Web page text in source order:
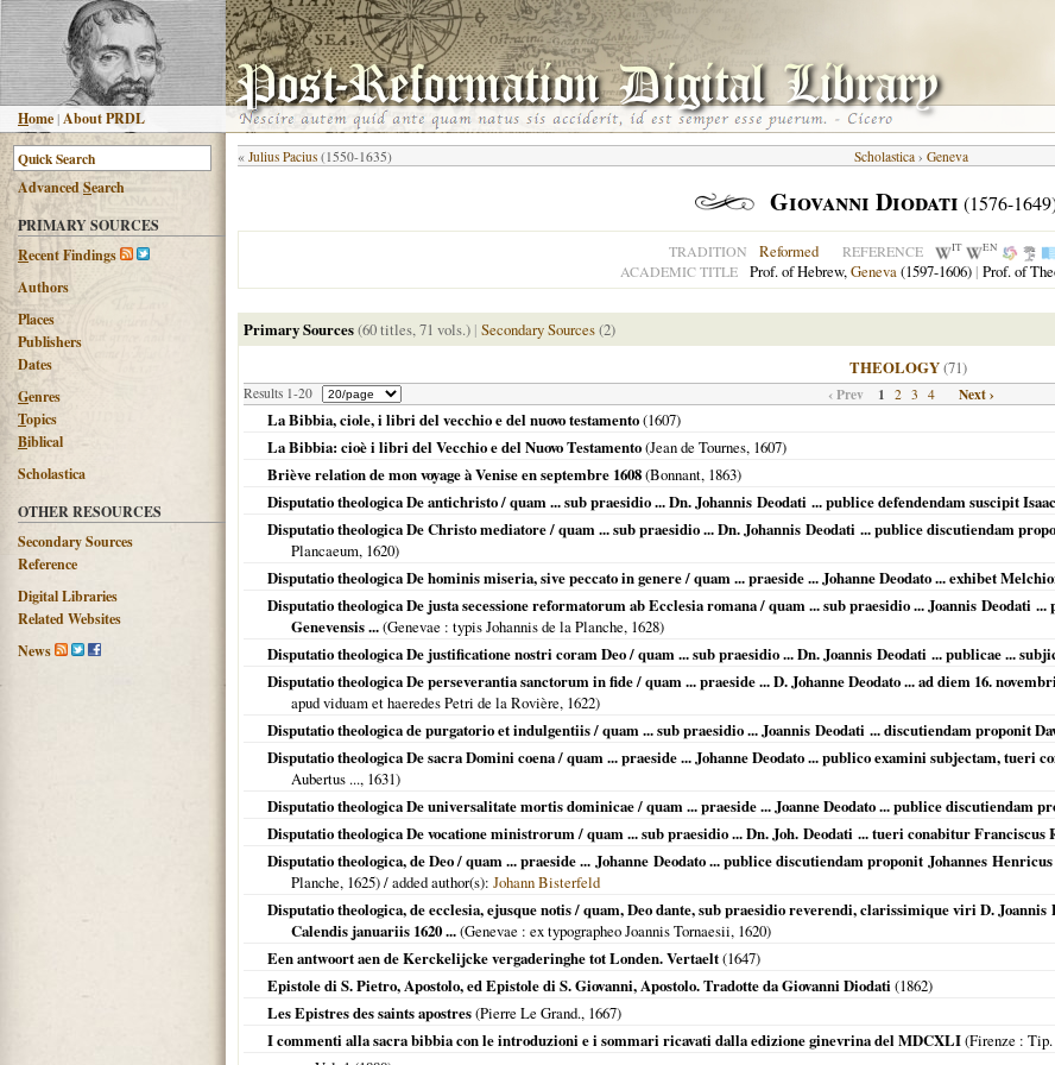
Home |About PRDL
AdvancedSearch
PRIMARY SOURCES
Recent Findings
Authors
Places
Publishers
Dates
Genres
Topics
Biblical
Scholastica
OTHER RESOURCES
Secondary Sources
Reference
Digital Libraries
Related Websites
News
« Julius Pacius (1550-1635) Scholastica › Geneva
Giovanni Diodati (1576-
TRADITION Reformed REFERENCE IT EN
ACADEMIC TITLE Prof. of Hebrew,Geneva(1597-1606) | Prof. of
Primary Sources(60 titles, 71 vols.) | Secondary Sources(2)
THEOLOGY(71)
Results 1-20 ‹ Prev 1 2 3 4 Next ›
La Bibbia, ciole, i libri del vecchio e del nuovo testamento(1607)
La Bibbia: cioè i libri del Vecchio e del Nuovo Testamento(Jean de Tournes, 1607)
Briève relation de mon voyage à Venise en septembre 1608(Bonnant, 1863)
Disputatio theologica De antichristo / quam ... sub praesidio ... Dn. Johannis Deodati ... publice defendendam suscipit
Disputatio theologica De Christo mediatore / quam ... sub praesidio ... Dn. Johannis Deodati ... publice discutiendam
Plancaeum, 1620)
Disputatio theologica De hominis miseria, sive peccato in genere / quam ... praeside ... Johanne Deodato ... exhibet
Disputatio theologica De justa secessione reformatorum ab Ecclesia romana / quam ... sub praesidio ... Joannis Deodati
Genevensis ...(Genevae : typis Johannis de la Planche, 1628)
Disputatio theologica De justificatione nostri coram Deo / quam ... sub praesidio ... Dn. Joannis Deodati ... publicae ...
Disputatio theologica De perseverantia sanctorum in fide / quam ... praeside ... D. Johanne Deodato ... ad diem 16.
apud viduam et haeredes Petri de la Rovière, 1622)
Disputatio theologica de purgatorio et indulgentiis / quam ... sub praesidio ... Joannis Deodati ... discutiendam proponit
Disputatio theologica De sacra Domini coena / quam ... praeside ... Johanne Deodato ... publico examini subjectam, tueri
Aubertus ..., 1631)
Disputatio theologica De universalitate mortis dominicae / quam ... praeside ... Joanne Deodato ... publice discutiendam
Disputatio theologica De vocatione ministrorum / quam ... sub praesidio ... Dn. Joh. Deodati ... tueri conabitur Franciscus
Disputatio theologica, de Deo / quam ... praeside ... Johanne Deodato ... publice discutiendam proponit Johannes
Planche, 1625) / added author(s): Johann Bisterfeld
Disputatio theologica, de ecclesia, ejusque notis / quam, Deo dante, sub praesidio reverendi, clarissimique viri D.
Calendis januariis 1620 ...(Genevae : ex typographeo Joannis Tornaesii, 1620)
Een antwoort aen de Kerckelijcke vergaderinghe tot Londen. Vertaelt(1647)
Epistole di S. Pietro, Apostolo, ed Epistole di S. Giovanni, Apostolo. Tradotte da Giovanni Diodati (1862)
Les Epistres des saints apostres(Pierre Le Grand., 1667)
I commenti alla sacra bibbia con le introduzioni e i sommari ricavati dalla edizione ginevrina del MDCXLI(Firenze :